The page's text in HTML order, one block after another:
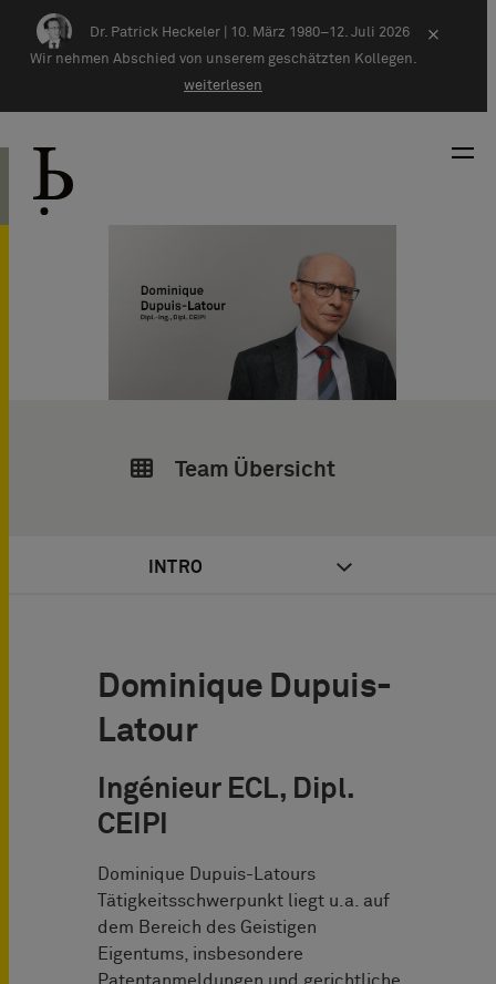
Zum Inhalt springen
Dr. Patrick Heckeler | 10. März 1980–12. Juli 2026
Wir nehmen Abschied von unserem geschätzten Kollegen.
weiterlesen
×
Team Übersicht
INTRO
Dominique Dupuis-
Latour
Ingénieur ECL, Dipl.
CEIPI
Dominique Dupuis-Latours
Tätigkeitsschwerpunkt liegt u.a. auf
dem Bereich des Geistigen
Eigentums, insbesondere